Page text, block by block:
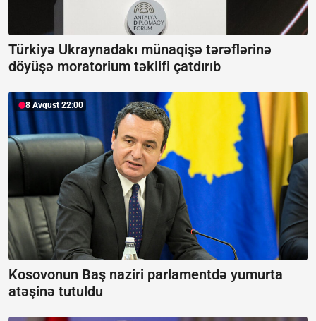
Türkiyə Ukraynadakı münaqişə tərəflərinə
döyüşə moratorium təklifi çatdırıb
8 Avqust 22:00
Kosovonun Baş naziri parlamentdə yumurta
atəşinə tutuldu